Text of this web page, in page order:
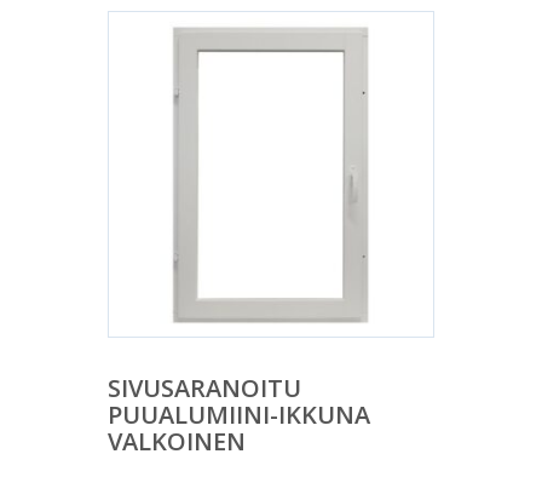
SIVUSARANOITU
PUUALUMIINI-IKKUNA
VALKOINEN